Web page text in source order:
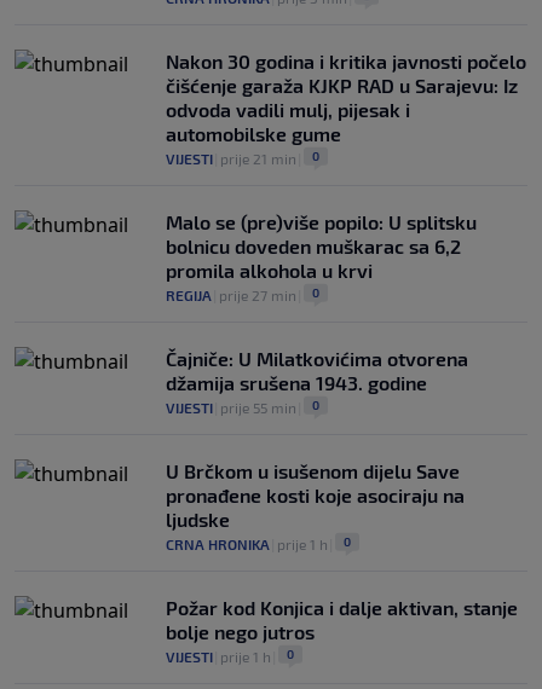
Nakon 30 godina i kritika javnosti počelo
čišćenje garaža KJKP RAD u Sarajevu: Iz
odvoda vadili mulj, pijesak i
automobilske gume
VIJESTI prije 21 min 0
Malo se (pre)više popilo: U splitsku
bolnicu doveden muškarac sa 6,2
promila alkohola u krvi
REGIJA prije 27 min 0
Čajniče: U Milatkovićima otvorena
džamija srušena 1943. godine
VIJESTI prije 55 min 0
U Brčkom u isušenom dijelu Save
pronađene kosti koje asociraju na
ljudske
CRNA HRONIKA prije 1 h 0
Požar kod Konjica i dalje aktivan, stanje
bolje nego jutros
VIJESTI prije 1 h 0